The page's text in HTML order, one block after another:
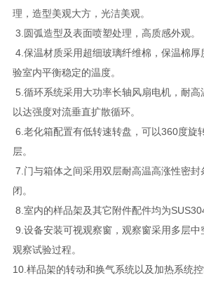
理，造型美观大方，光洁美观。
3.圆弧造型及表面喷塑处理，高质感外观。
4.保温材质采用超细玻璃纤维棉，保温棉
验室内平衡稳定的温度。
5.循环系统采用大功率长轴风扇电机，耐高
以达强度对流垂直扩散循环。
6.老化箱配置有低转速转盘，可以360度旋
层。
7.门与箱体之间采用双层耐高温高涨性密
闭。
8.室内的样品架及其它附件配件均为
9.设备安装可视观察窗，观察窗采用多层
观察试验过程。
10.样品架的转动和换气系统以及加热系统控